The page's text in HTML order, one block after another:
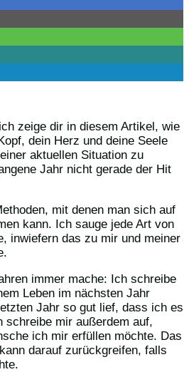
zeige dir in diesem Artikel, wie
dein Herz und deine Seele
aktuellen Situation zu
Jahr nicht gerade der Hit
mit denen man sich auf
kann. Ich sauge jede Art von
inwiefern das zu mir und meiner
immer mache: Ich schreibe
Leben im nächsten Jahr
Jahr so gut lief, dass ich es
schreibe mir außerdem auf,
ich mir erfüllen möchte. Das
darauf zurückgreifen, falls